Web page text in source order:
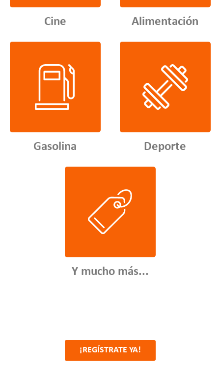
Cine Alimentación
Gasolina Deporte
Y mucho más...
¡REGÍSTRATE YA!